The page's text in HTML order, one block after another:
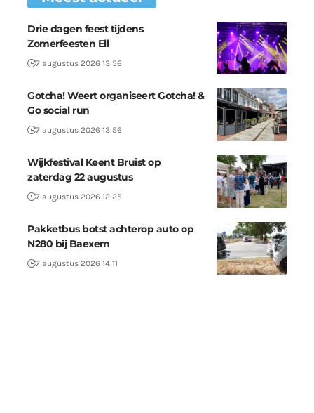
Drie dagen feest tijdens
Zomerfeesten Ell
7 augustus 2026 13:56
Gotcha! Weert organiseert Gotcha! &
Go social run
7 augustus 2026 13:56
Wijkfestival Keent Bruist op
zaterdag 22 augustus
7 augustus 2026 12:25
Pakketbus botst achterop auto op
N280 bij Baexem
7 augustus 2026 14:11